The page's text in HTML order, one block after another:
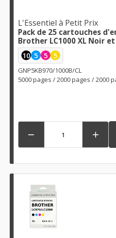
L'Essentiel à Petit Prix
Pack de 25 cartouches
Brother LC1000 XL Noir
10 5 5 5
GNP5KB970/1000B/CL
5000 pages / 2000 pages / 2000
 